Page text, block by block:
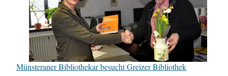
Münsteraner Bibliothekar besucht Greizer Bibliothek